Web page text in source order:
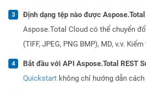
Định dạng tệp nào được
Aspose.Total Cloud có thể chuyển
(TIFF, JPEG, PNG BMP), MD, v.v.
Bắt đầu với API Aspose.Total REST
Quickstart không chỉ hướng dẫn